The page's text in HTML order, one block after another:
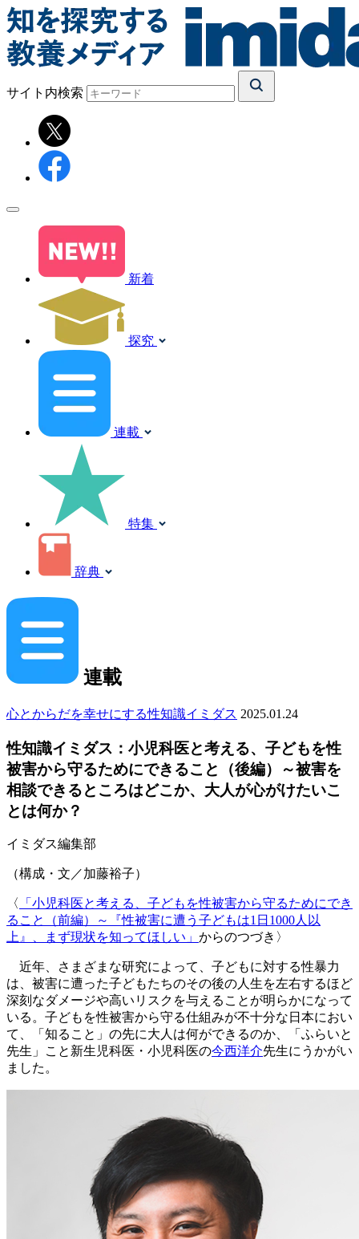
サイト内検索
新着
探究
連載
特集
辞典
連載
心とからだを幸せにする性知識イミダス 2025.01.24
性知識イミダス：小児科医と考える、子どもを性
被害から守るためにできること（後編）～被害を
相談できるところはどこか、大人が心がけたいこ
とは何か？
イミダス編集部
（構成・文／加藤裕子）
〈
「小児科医と考える、子どもを性被害から守るためにでき
ること（前編）～『性被害に遭う子どもは1日1000人以
上』、まず現状を知ってほしい」 からのつづき〉
近年、さまざまな研究によって、子どもに対する性暴力
は、被害に遭った子どもたちのその後の人生を左右するほど
深刻なダメージや高いリスクを与えることが明らかになって
いる。子どもを性被害から守る仕組みが不十分な日本におい
て、「知ること」の先に大人は何ができるのか、「ふらいと
先生」こと新生児科医・小児科医の今西洋介先生にうかがい
ました。